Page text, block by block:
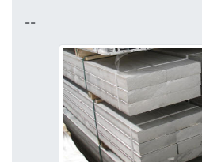
--